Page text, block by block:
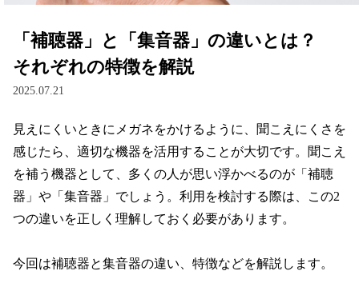
サングラス
補聴器
グッズ・小物
ブランドを探す
「補聴器」と「集音器」の違いとは？
それぞれの特徴を解説
2025.07.21
見えにくいときにメガネをかけるように、聞こえにくさを
感じたら、適切な機器を活用することが大切です。聞こえ
を補う機器として、多くの人が思い浮かべるのが「補聴
器」や「集音器」でしょう。利用を検討する際は、この2
つの違いを正しく理解しておく必要があります。
今回は補聴器と集音器の違い、特徴などを解説します。